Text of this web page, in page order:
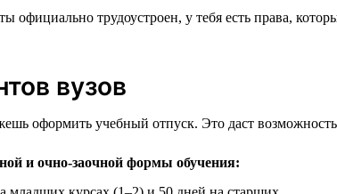
трудоустроен, у тебя есть права,
вузов
оформить учебный отпуск. Это даст
и очно-заочной формы обучения: